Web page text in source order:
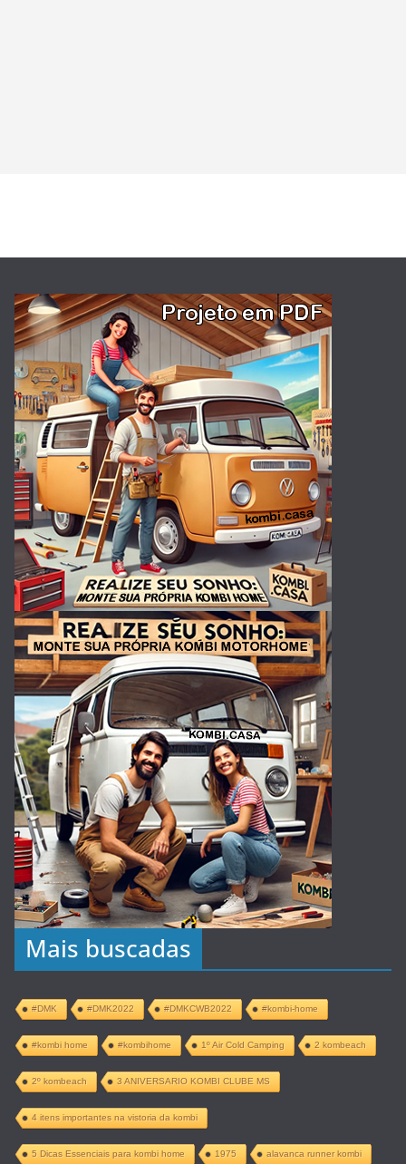
Mais buscadas
#DMK #DMK2022 #DMKCWB2022 #kombi-home
#kombi home #kombihome 1º Air Cold Camping 2 kombeach
2º kombeach 3 ANIVERSARIO KOMBI CLUBE MS
4 itens importantes na vistoria da kombi
5 Dicas Essenciais para kombi home 1975 alavanca runner kombi